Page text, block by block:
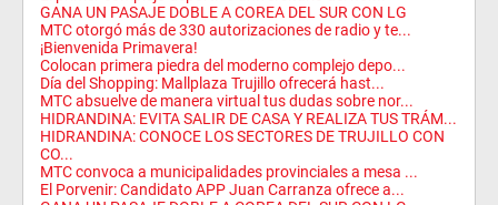
GANA UN PASAJE DOBLE A COREA DEL SUR CON LG
MTC otorgó más de 330 autorizaciones de radio y te...
¡Bienvenida Primavera!
Colocan primera piedra del moderno complejo depo...
Día del Shopping: Mallplaza Trujillo ofrecerá hast...
MTC absuelve de manera virtual tus dudas sobre nor...
HIDRANDINA: EVITA SALIR DE CASA Y REALIZA TUS TRÁM...
HIDRANDINA: CONOCE LOS SECTORES DE TRUJILLO CON
CO...
MTC convoca a municipalidades provinciales a mesa ...
El Porvenir: Candidato APP Juan Carranza ofrece a...